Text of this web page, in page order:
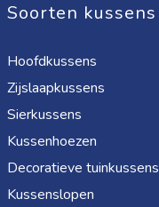
Soorten kussens
Hoofdkussens
Zijslaapkussens
Sierkussens
Kussenhoezen
Decoratieve tuinkussens
Kussenslopen